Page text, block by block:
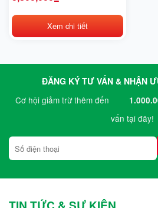
Casumina
CATL
Crown
CTS
Detech
Doosan
Xem chi tiết
ĐĂNG KÝ TƯ VẤN & NHẬN
Cơ hội giảm trừ thêm đến
vấn tại đây!